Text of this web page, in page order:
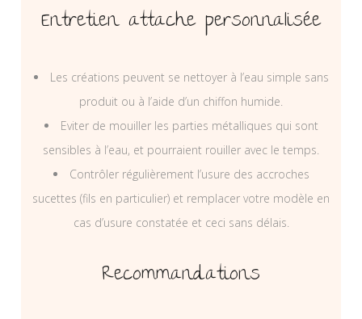
Entretien attache personnalisée
Les créations peuvent se nettoyer à l’eau simple sans
produit ou à l’aide d’un chiffon humide.
Eviter de mouiller les parties métalliques qui sont
sensibles à l’eau, et pourraient rouiller avec le temps.
Contrôler régulièrement l’usure des accroches
sucettes (fils en particulier) et remplacer votre modèle en
cas d’usure constatée et ceci sans délais.
Recommandations